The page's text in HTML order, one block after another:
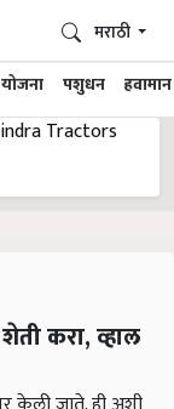
पशुधन हवामान
मराठी
करा, व्हाल